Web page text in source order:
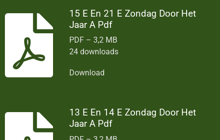
15 E En 21 E Zondag Door Het
Jaar A Pdf
PDF – 3,2 MB
24 downloads
Download
13 E En 14 E Zondag Door Het
Jaar A Pdf